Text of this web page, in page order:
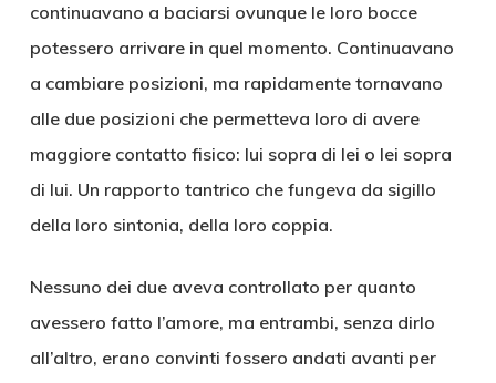
continuavano a baciarsi ovunque le loro bocce
potessero arrivare in quel momento. Continuavano
a cambiare posizioni, ma rapidamente tornavano
alle due posizioni che permetteva loro di avere
maggiore contatto fisico: lui sopra di lei o lei sopra
di lui. Un rapporto tantrico che fungeva da sigillo
della loro sintonia, della loro coppia.
Nessuno dei due aveva controllato per quanto
avessero fatto l’amore, ma entrambi, senza dirlo
all’altro, erano convinti fossero andati avanti per